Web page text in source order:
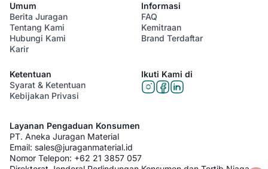
Umum
Berita Juragan
Tentang Kami
Hubungi Kami
Karir
Informasi
FAQ
Kemitraan
Brand Terdaftar
Ketentuan
Syarat & Ketentuan
Kebijakan Privasi
Ikuti Kami di
Layanan Pengaduan Konsumen
PT. Aneka Juragan Material
Email: sales@juraganmaterial.id
Nomor Telepon: +62 21 3857 057